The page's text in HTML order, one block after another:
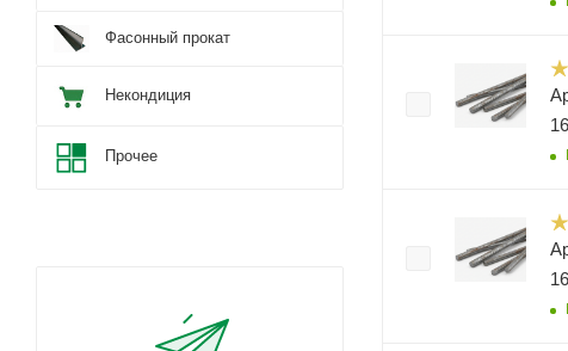
Фасонный прокат
Некондиция
Прочее